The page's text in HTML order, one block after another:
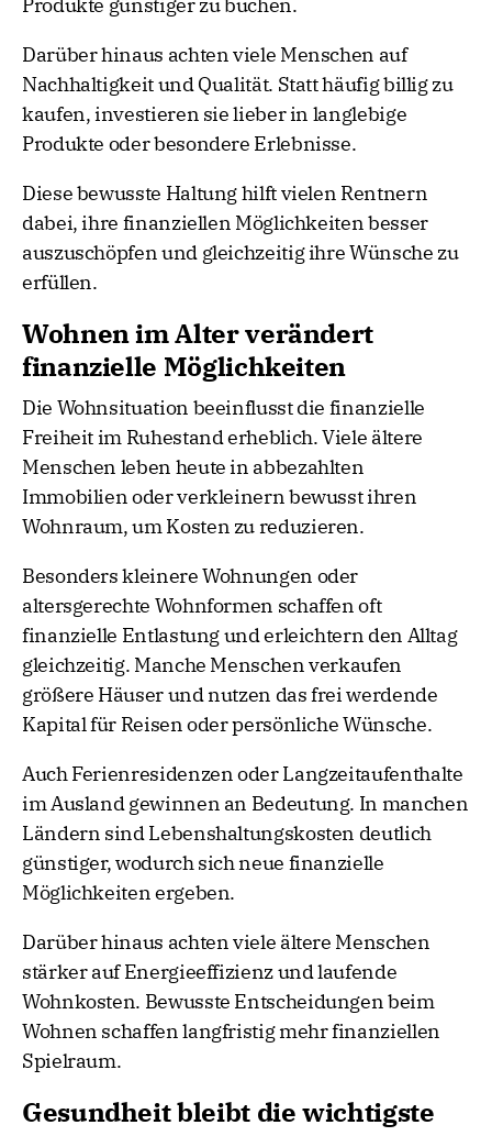
Produkte günstiger zu buchen.
Darüber hinaus achten viele Menschen auf
Nachhaltigkeit und Qualität. Statt häufig billig zu
kaufen, investieren sie lieber in langlebige
Produkte oder besondere Erlebnisse.
Diese bewusste Haltung hilft vielen Rentnern
dabei, ihre finanziellen Möglichkeiten besser
auszuschöpfen und gleichzeitig ihre Wünsche zu
erfüllen.
Wohnen im Alter verändert
finanzielle Möglichkeiten
Die Wohnsituation beeinflusst die finanzielle
Freiheit im Ruhestand erheblich. Viele ältere
Menschen leben heute in abbezahlten
Immobilien oder verkleinern bewusst ihren
Wohnraum, um Kosten zu reduzieren.
Besonders kleinere Wohnungen oder
altersgerechte Wohnformen schaffen oft
finanzielle Entlastung und erleichtern den Alltag
gleichzeitig. Manche Menschen verkaufen
größere Häuser und nutzen das frei werdende
Kapital für Reisen oder persönliche Wünsche.
Auch Ferienresidenzen oder Langzeitaufenthalte
im Ausland gewinnen an Bedeutung. In manchen
Ländern sind Lebenshaltungskosten deutlich
günstiger, wodurch sich neue finanzielle
Möglichkeiten ergeben.
Darüber hinaus achten viele ältere Menschen
stärker auf Energieeffizienz und laufende
Wohnkosten. Bewusste Entscheidungen beim
Wohnen schaffen langfristig mehr finanziellen
Spielraum.
Gesundheit bleibt die wichtigste